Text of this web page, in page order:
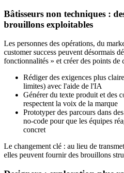
Bâtisseurs non techniques :
brouillons exploitables
Les personnes des opérations, du
customer success peuvent désormais
fonctionnalités » et créer des points de
Rédiger des exigences plus
limites) avec l'aide de l'IA
Générer du texte produit et des
respectent la voix de la marque
Prototyper des parcours dans
no‑code pour que les équipes
concret
Le changement clé : au lieu de
elles peuvent fournir des brouillons